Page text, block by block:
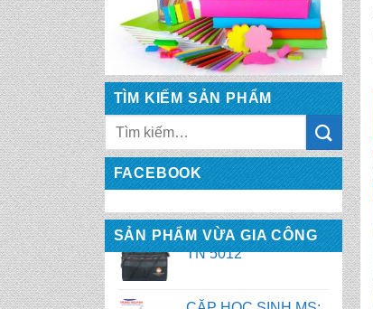
TÌM KIẾM SẢN PHẨM
FACEBOOK
SẢN PHẨM VỪA GIA CÔNG
TN 5015
CẶP HỌC SINH MS:
TN 5013
CẶP HỌC SINH MS:
TN 5012
TN 5011
TN 5010